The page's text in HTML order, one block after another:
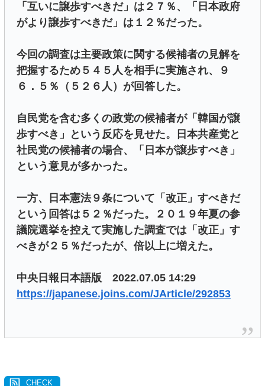
「互いに譲歩すべきだ」は２７％、「日本政府
がより譲歩すべきだ」は１２％だった。
今回の調査は主要政策に関する候補者の見解を
把握するため５４５人を相手に実施され、９
６．５％（５２６人）が回答した。
自民党を含む多くの政党の候補者が「韓国が譲
歩すべき」という反応を見せた。日本共産党と
社民党の候補者の場合、「日本が譲歩すべき」
という意見が多かった。
一方、日本憲法９条について「改正」すべきだ
という回答は５２％だった。２０１９年夏の参
議院選挙を控えて実施した調査では「改正」す
べきが２５％だったが、倍以上に増えた。
中央日報日本語版 2022.07.05 14:29
https://japanese.joins.com/JArticle/292853